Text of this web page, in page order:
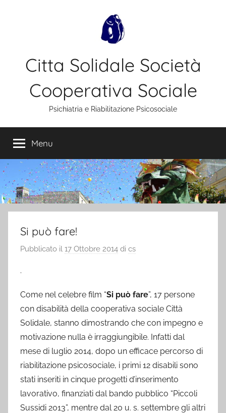
Citta Solidale Società
Cooperativa Sociale
Psichiatria e Riabilitazione Psicosociale
Menu
Si può fare!
Pubblicato il 17 Ottobre 2014 di cs
.
Come nel celebre film “Si può fare”, 17 persone
con disabilità della cooperativa sociale Città
Solidale, stanno dimostrando che con impegno e
motivazione nulla è irraggiungibile. Infatti dal
mese di luglio 2014, dopo un efficace percorso di
riabilitazione psicosociale, i primi 12 disabili sono
stati inseriti in cinque progetti d’inserimento
lavorativo, finanziati dal bando pubblico “Piccoli
Sussidi 2013”, mentre dal 20 u. s. settembre gli altri